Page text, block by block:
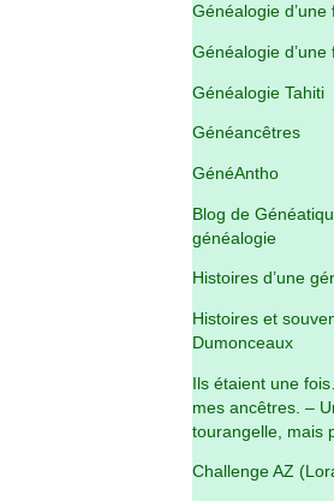
Généalogie
Généalogie
Généalogie Tahiti
Généancêtres
GénéAntho
Blog de
généalogie
Histoires d’une
Histoires et
Dumonceaux
Ils étaient une
mes ancêtres. –
tourangelle, mais
Challenge AZ